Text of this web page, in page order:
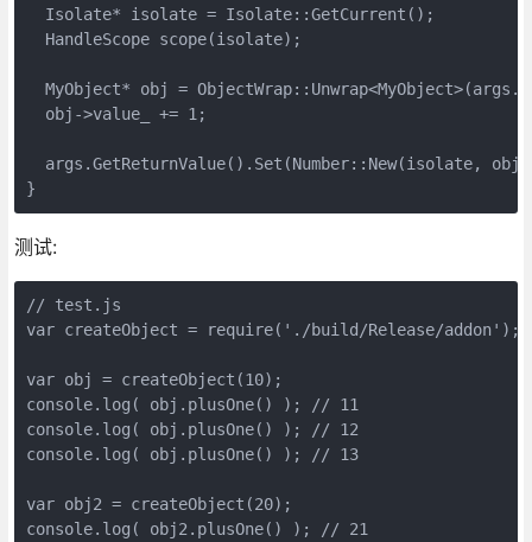
  Isolate* isolate = Isolate::GetCurrent();
  HandleScope scope(isolate);
MyObject* obj =
  obj->value_ += 1;
args.GetReturnValue().Set(Number::New(isolate,
}
测试:
// test.js
var createObject = require('./build/Release/addon');
var obj = createObject(10);
console.log( obj.plusOne() ); // 11
console.log( obj.plusOne() ); // 12
console.log( obj.plusOne() ); // 13
var obj2 = createObject(20);
console.log( obj2.plusOne() ); // 21